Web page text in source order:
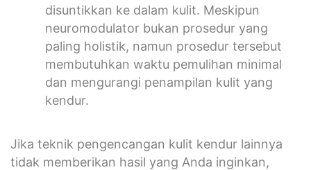
disuntikkan ke dalam kulit. Meskipun
neuromodulator bukan prosedur yang
paling holistik, namun prosedur tersebut
membutuhkan waktu pemulihan minimal
dan mengurangi penampilan kulit yang
kendur.
Jika teknik pengencangan kulit kendur lainnya
tidak memberikan hasil yang Anda inginkan,